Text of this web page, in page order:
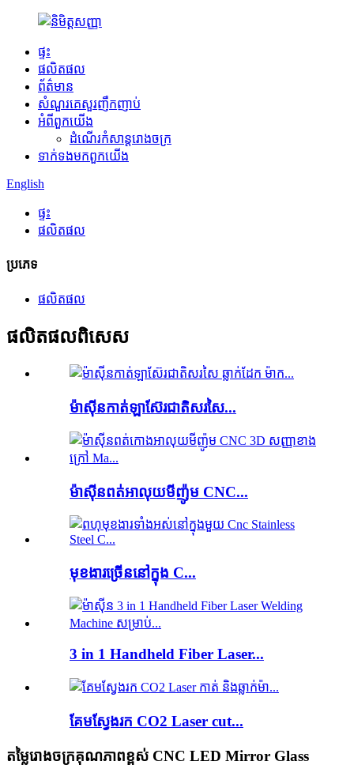
ផ្ទះ
ផលិតផល
ព័ត៌មាន
សំណួរគេសួរញឹកញាប់
អំពី​ពួក​យើង
ដំណើរកំសាន្តរោងចក្រ
ទាក់ទង​មក​ពួក​យើង
English
ផ្ទះ
ផលិតផល
ប្រភេទ
ផលិតផល
ផលិតផល​ពិសេស
ម៉ាស៊ីនកាត់ឡាស៊ែរជាតិសរសៃ...
ម៉ាស៊ីនពត់អាលុយមីញ៉ូម CNC...
មុខងារច្រើននៅក្នុង C...
3 in 1 Handheld Fiber Laser...
គែមស្វែងរក CO2 Laser cut...
តម្លៃរោងចក្រគុណភាពខ្ពស់ CNC LED Mirror Glass